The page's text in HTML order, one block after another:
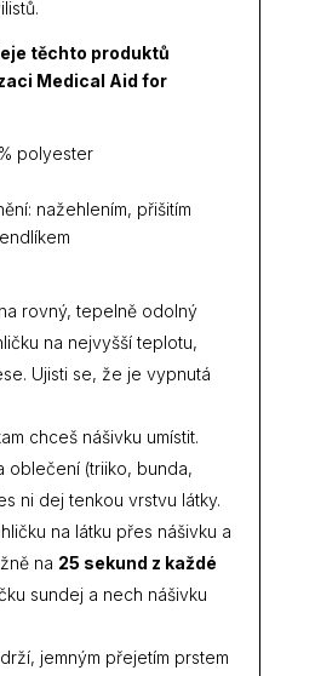
těchto produktů
Medical Aid for
polyester
nažehlením, přišitím
rovný, tepelně odolný
na nejvyšší teplotu,
Ujisti se, že je vypnutá
chceš nášivku umístit.
oblečení (triiko, bunda,
ni dej tenkou vrstvu látky.
na látku přes nášivku a
na 25 sekund z každé
sundej a nech nášivku
jemným přejetím prstem